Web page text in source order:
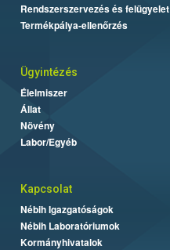
Rendszerszervezés és felügyelet
Termékpálya-ellenőrzés
Ügyintézés
Élelmiszer
Állat
Növény
Labor/Egyéb
Kapcsolat
Nébih Igazgatóságok
Nébih Laboratóriumok
Kormányhivatalok